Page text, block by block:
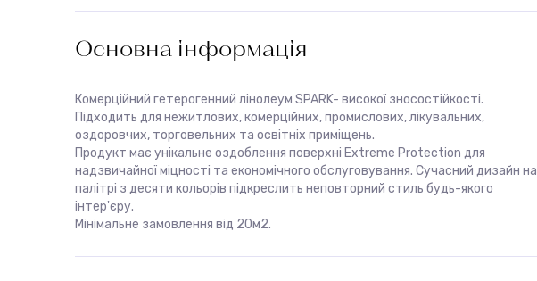
Основна інформація
Комерційний гетерогенний лінолеум SPARK- високої зносостійкості.
Підходить для нежитлових, комерційних, промислових, лікувальних,
оздоровчих, торговельних та освітніх приміщень.
Продукт має унікальне оздоблення поверхні Extreme Protection для
надзвичайної міцності та економічного обслуговування. Сучасний дизайн на
палітрі з десяти кольорів підкреслить неповторний стиль будь-якого
інтер'єру.
Мінімальне замовлення від 20м2.